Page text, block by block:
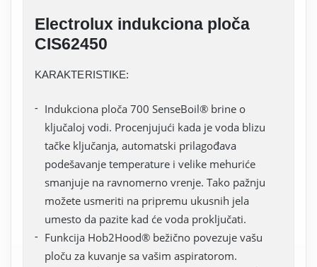
Electrolux indukciona ploča
CIS62450
KARAKTERISTIKE:
Indukciona ploča 700 SenseBoil® brine o
ključaloj vodi. Procenjujući kada je voda blizu
tačke ključanja, automatski prilagođava
podešavanje temperature i velike mehuriće
smanjuje na ravnomerno vrenje. Tako pažnju
možete usmeriti na pripremu ukusnih jela
umesto da pazite kad će voda proključati.
Funkcija Hob2Hood® bežično povezuje vašu
ploču za kuvanje sa vašim aspiratorom.